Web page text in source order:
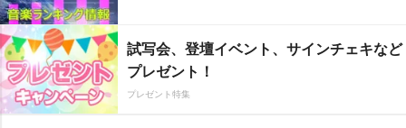
試写会、登壇イベント、サインチェキなど
プレゼント！
プレゼント特集